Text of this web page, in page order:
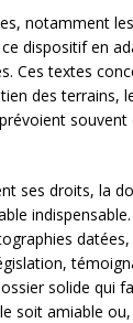
notamment les
dispositif en
Ces textes
des terrains,
souvent
ses droits, la
solide qui
soit amiable